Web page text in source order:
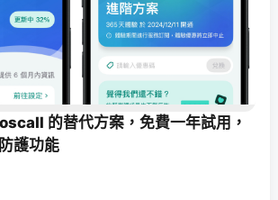
的替代方案，免費一年試用，
護功能